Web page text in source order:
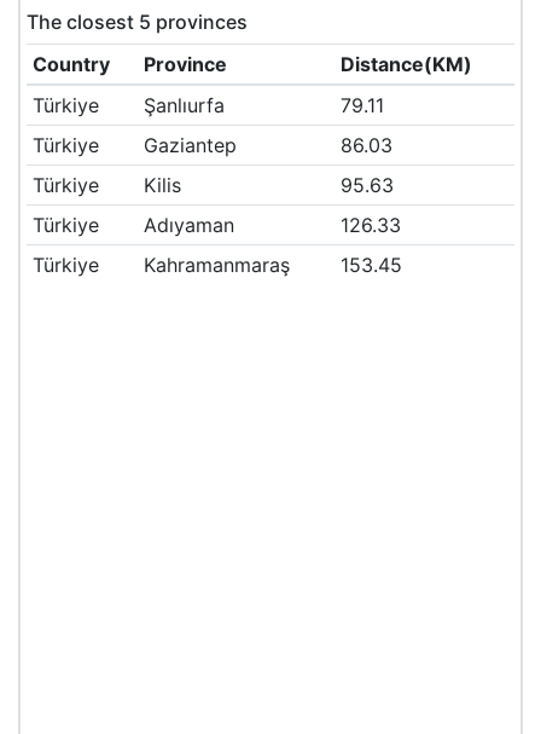
The closest 5 provinces
Country
Province
Distance(KM)
Türkiye
Şanlıurfa
79.11
Türkiye
Gaziantep
86.03
Türkiye
Kilis
95.63
Türkiye
Adıyaman
126.33
Türkiye
Kahramanmaraş 153.45